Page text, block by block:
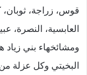
قوس، زراجة،
العابسية، النصرة،
ومشائخهاء بني
البخيتي وكل عزلة